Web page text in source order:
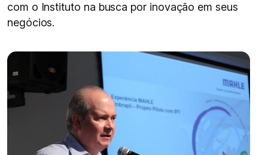
com o Instituto na busca por inovação em seus
negócios.